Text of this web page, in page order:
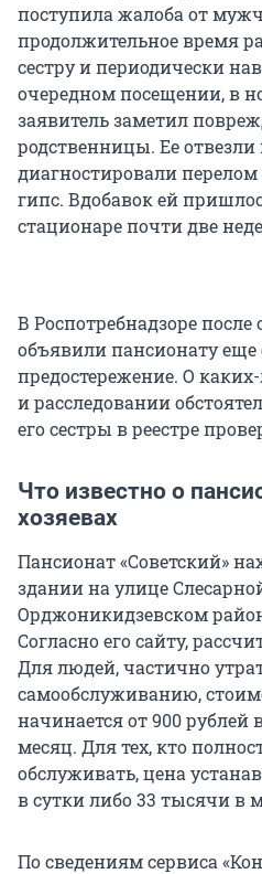
поступила жалоба от
продолжительное время
сестру и периодически
очередном посещении, в
заявитель заметил
родственницы. Ее
диагностировали
гипс. Вдобавок ей
стационаре почти две
В Роспотребнадзоре
объявили пансионату
предостережение. О
и расследовании
его сестры в реестре
Что известно о
хозяевах
Пансионат «Советский»
здании на улице
Орджоникидзевском
Согласно его сайту,
Для людей, частично
самообслуживанию,
начинается от 900 рублей
месяц. Для тех, кто
обслуживать, цена
в сутки либо 33 тысячи в
По сведениям сервиса